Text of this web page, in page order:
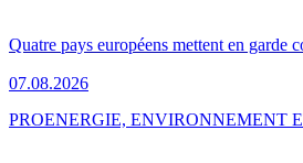
Quatre pays européens mettent en garde
07.08.2026
PROENERGIE, ENVIRONNEMENT